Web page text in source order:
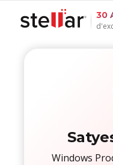
30
POUR LES
Réparation
POUR LES
Réparation
Email
Leadership
Blogs
Windows